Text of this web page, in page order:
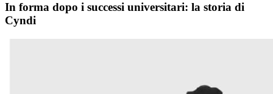
In forma dopo i successi universitari: la storia di
Cyndi